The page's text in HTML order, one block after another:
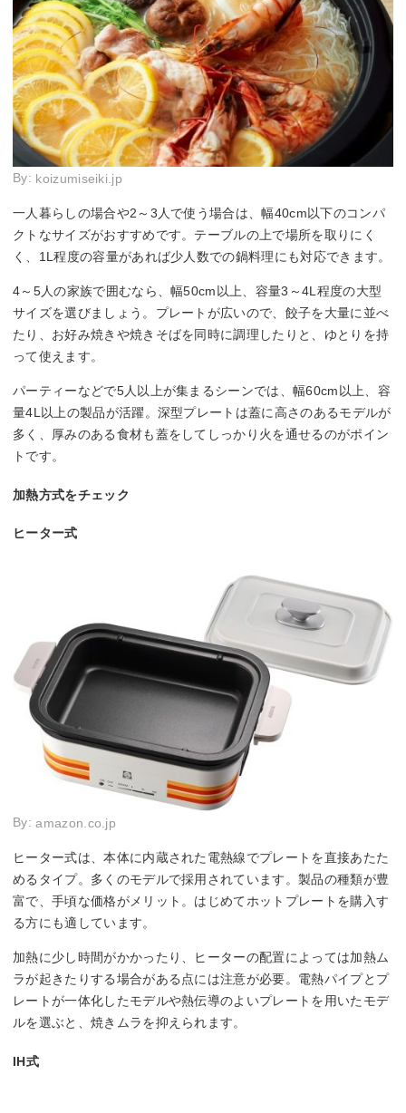
By: koizumiseiki.jp
一人暮らしの場合や2～3人で使う場合は、幅40cm以下のコンパ
クトなサイズがおすすめです。テーブルの上で場所を取りにく
く、1L程度の容量があれば少人数での鍋料理にも対応できます。
4～5人の家族で囲むなら、幅50cm以上、容量3～4L程度の大型
サイズを選びましょう。プレートが広いので、餃子を大量に並べ
たり、お好み焼きや焼きそばを同時に調理したりと、ゆとりを持
って使えます。
パーティーなどで5人以上が集まるシーンでは、幅60cm以上、容
量4L以上の製品が活躍。深型プレートは蓋に高さのあるモデルが
多く、厚みのある食材も蓋をしてしっかり火を通せるのがポイン
トです。
加熱方式をチェック
ヒーター式
By:amazon.co.jp
ヒーター式は、本体に内蔵された電熱線でプレートを直接あたた
めるタイプ。多くのモデルで採用されています。製品の種類が豊
富で、手頃な価格がメリット。はじめてホットプレートを購入す
る方にも適しています。
加熱に少し時間がかかったり、ヒーターの配置によっては加熱ム
ラが起きたりする場合がある点には注意が必要。電熱パイプとプ
レートが一体化したモデルや熱伝導のよいプレートを用いたモデ
ルを選ぶと、焼きムラを抑えられます。
IH式